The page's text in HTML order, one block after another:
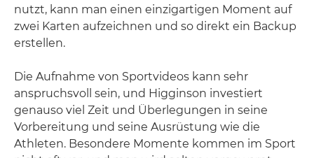
nutzt, kann man einen einzigartigen Moment auf
zwei Karten aufzeichnen und so direkt ein Backup
erstellen.
Die Aufnahme von Sportvideos kann sehr
anspruchsvoll sein, und Higginson investiert
genauso viel Zeit und Überlegungen in seine
Vorbereitung und seine Ausrüstung wie die
Athleten. Besondere Momente kommen im Sport